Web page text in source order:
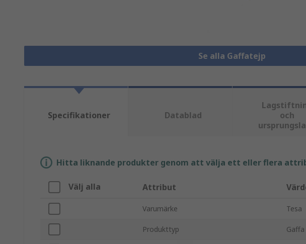
Se alla Gaffatejp
Specifikationer Datablad
och
Hitta liknande produkter genom att välja ett eller flera
Välj alla Attribut
Varumärke Tesa
Produkttyp